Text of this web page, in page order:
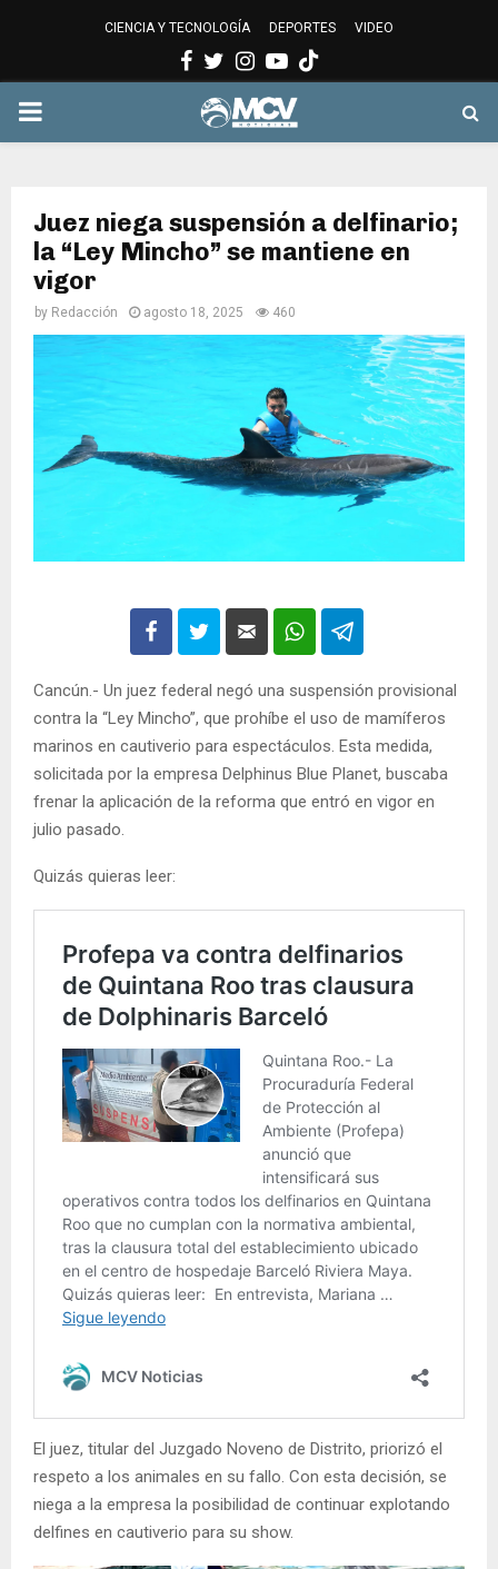
CIENCIA Y TECNOLOGÍA DEPORTES VIDEO
Facebook
Twitter
Instagram
Youtube
PRIMARY
Juez niega suspensión a delfinario;
la “Ley Mincho” se mantiene en
vigor
by Redacción agosto 18, 2025 460
Cancún.- Un juez federal negó una suspensión provisional
contra la “Ley Mincho”, que prohíbe el uso de mamíferos
marinos en cautiverio para espectáculos. Esta medida,
solicitada por la empresa Delphinus Blue Planet, buscaba
frenar la aplicación de la reforma que entró en vigor en
julio pasado.
Quizás quieras leer:
El juez, titular del Juzgado Noveno de Distrito, priorizó el
respeto a los animales en su fallo. Con esta decisión, se
niega a la empresa la posibilidad de continuar explotando
delfines en cautiverio para su show.